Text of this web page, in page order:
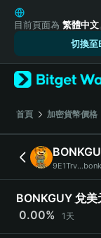
English
日本語
Русский
Español
Türkçe
Italiano
Deutsch
简体中文
繁體中文
Português
Bahasa Indonesia
目前頁面為 繁體中文
切換
首頁 加密貨幣價格
9E1Trv...bonk
BONKGUY 兌美
0.00%
1天